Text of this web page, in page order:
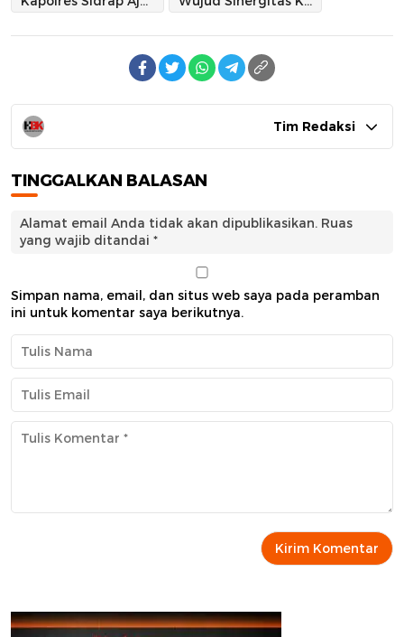
Tim Redaksi
TINGGALKAN BALASAN
Alamat email Anda tidak akan dipublikasikan. Ruas
yang wajib ditandai *
Simpan nama, email, dan situs web saya pada peramban
ini untuk komentar saya berikutnya.